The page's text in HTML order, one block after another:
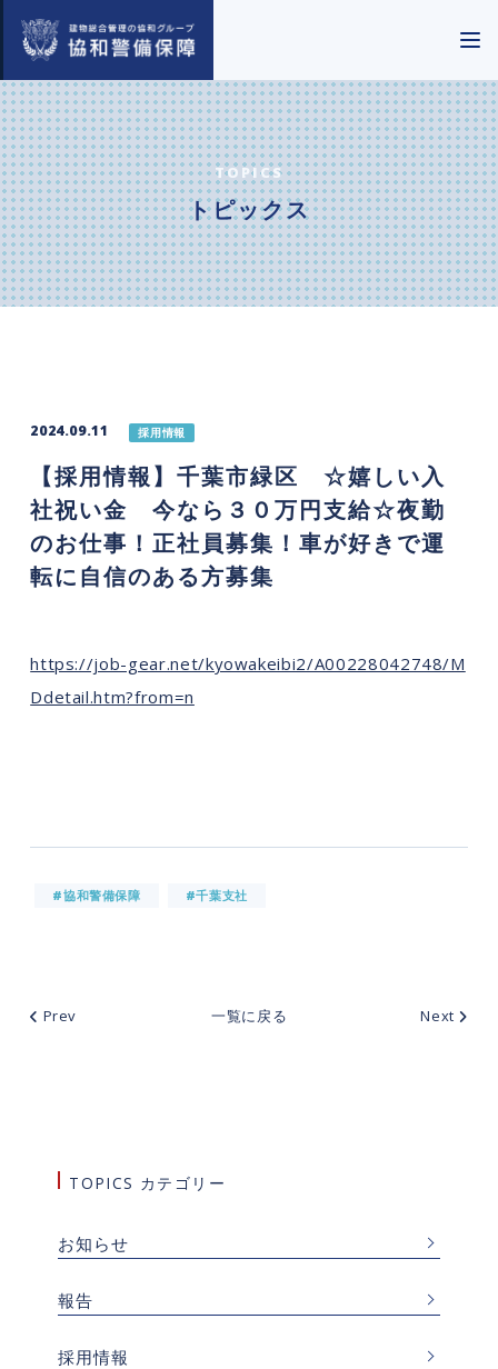
TOPICS
トピックス
TOPICS カテゴリー
お知らせ
報告
採用情報
2024.09.11 採用情報
【採用情報】千葉市緑区 ☆嬉しい入
社祝い金 今なら３０万円支給☆夜勤
のお仕事！正社員募集！車が好きで運
転に自信のある方募集
https://job-gear.net/kyowakeibi2/A00228042748/M
Ddetail.htm?from=n
#協和警備保障 #千葉支社
Prev 一覧に戻る Next